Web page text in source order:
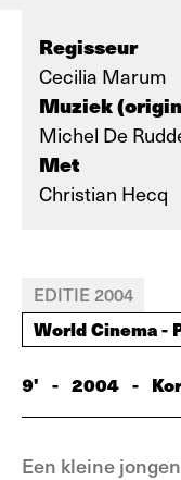
Regisseur
Cecilia Marum
Muziek
Michel De
Met
Christian Hecq
EDITIE 2004
World Cinema -
9' - 2004 -
Een kleine